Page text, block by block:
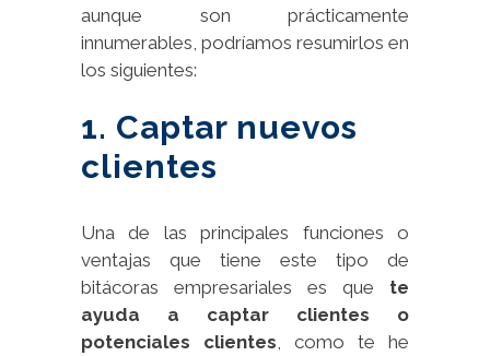
aunque son prácticamente
innumerables, podríamos resumirlos en
los siguientes:
1. Captar nuevos
clientes
Una de las principales funciones o
ventajas que tiene este tipo de
bitácoras empresariales es que te
ayuda a captar clientes o
potenciales clientes , como te he